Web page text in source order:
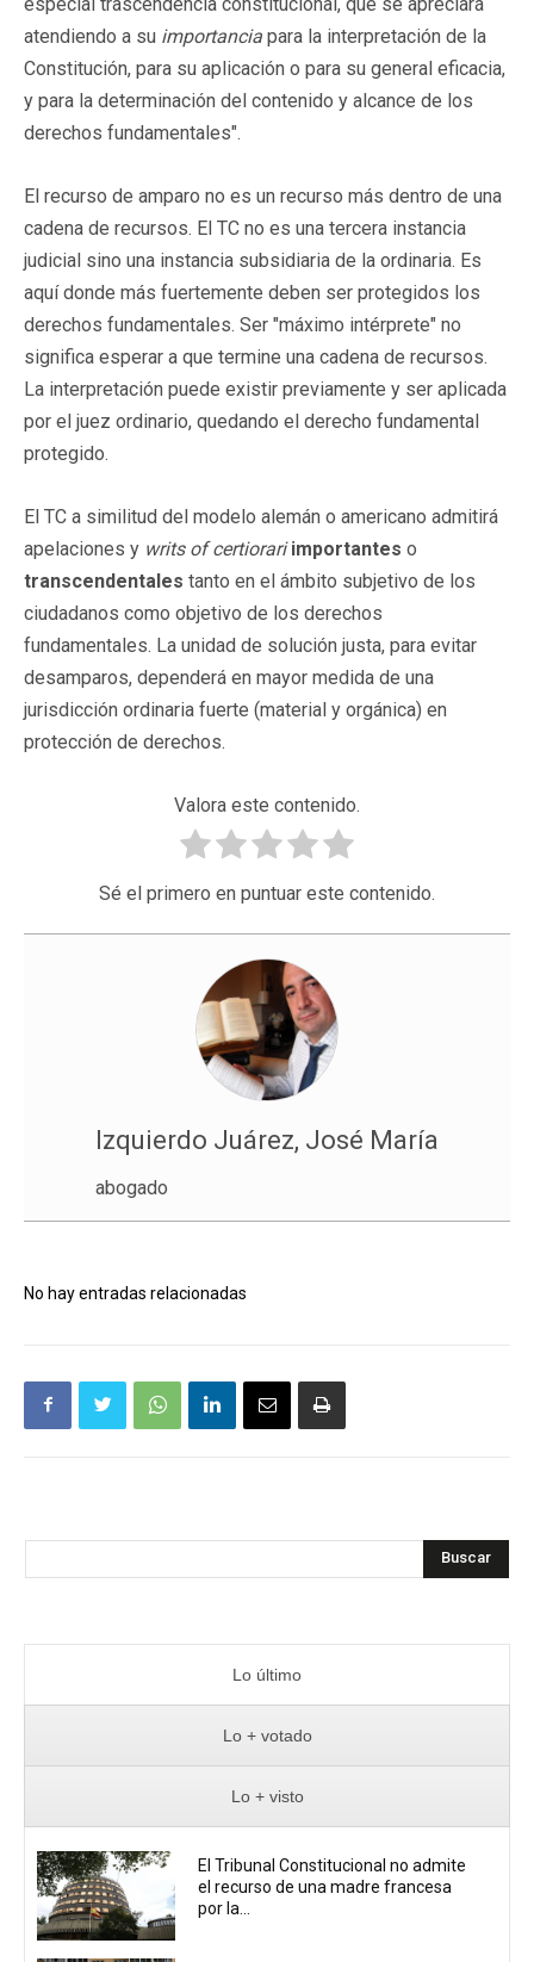
atendiendo a su importancia para la interpretación de la
Constitución, para su aplicación o para su general eficacia,
y para la determinación del contenido y alcance de los
derechos fundamentales".
El recurso de amparo no es un recurso más dentro de una
cadena de recursos. El TC no es una tercera instancia
judicial sino una instancia subsidiaria de la ordinaria. Es
aquí donde más fuertemente deben ser protegidos los
derechos fundamentales. Ser "máximo intérprete" no
significa esperar a que termine una cadena de recursos.
La interpretación puede existir previamente y ser aplicada
por el juez ordinario, quedando el derecho fundamental
protegido.
El TC a similitud del modelo alemán o americano admitirá
apelaciones y writs of certiorari importantes o
transcendentales tanto en el ámbito subjetivo de los
ciudadanos como objetivo de los derechos
fundamentales. La unidad de solución justa, para evitar
desamparos, dependerá en mayor medida de una
jurisdicción ordinaria fuerte (material y orgánica) en
protección de derechos.
Valora este contenido.
Sé el primero en puntuar este contenido.
Izquierdo Juárez, José María
abogado
No hay entradas relacionadas
Buscar
Lo último
Lo + votado
Lo + visto
El Tribunal Constitucional no admite
el recurso de una madre francesa
por la...